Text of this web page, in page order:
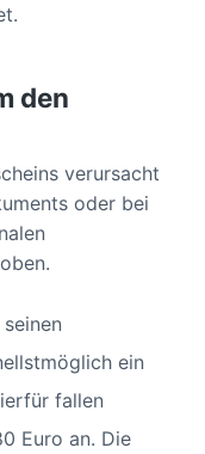
den
verursacht
oder bei
seinen
ein
fallen
Euro an. Die